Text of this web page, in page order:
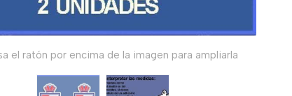
el ratón por encima de la imagen para ampliarla